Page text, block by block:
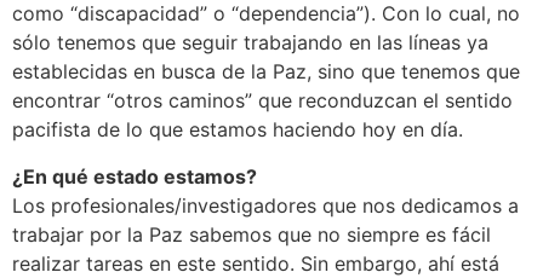
como “discapacidad” o “dependencia”). Con lo cual, no
sólo tenemos que seguir trabajando en las líneas ya
establecidas en busca de la Paz, sino que tenemos que
encontrar “otros caminos” que reconduzcan el sentido
pacifista de lo que estamos haciendo hoy en día.
¿En qué estado estamos?
Los profesionales/investigadores que nos dedicamos a
trabajar por la Paz sabemos que no siempre es fácil
realizar tareas en este sentido. Sin embargo, ahí está